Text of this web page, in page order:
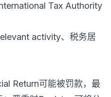
Tax Authority
activity、税务居
Return可能被罚款，最